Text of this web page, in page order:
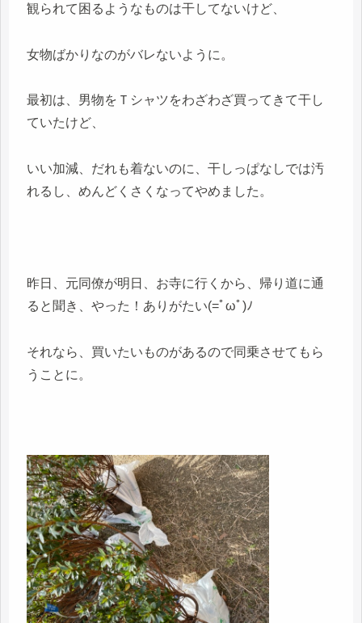
観られて困るようなものは干してないけど、
女物ばかりなのがバレないように。
最初は、男物をＴシャツをわざわざ買ってきて干し
ていたけど、
いい加減、だれも着ないのに、干しっぱなしでは汚
れるし、めんどくさくなってやめました。
昨日、元同僚が明日、お寺に行くから、帰り道に通
ると聞き、やった！ありがたい(=ﾟωﾟ)ﾉ
それなら、買いたいものがあるので同乗させてもら
うことに。